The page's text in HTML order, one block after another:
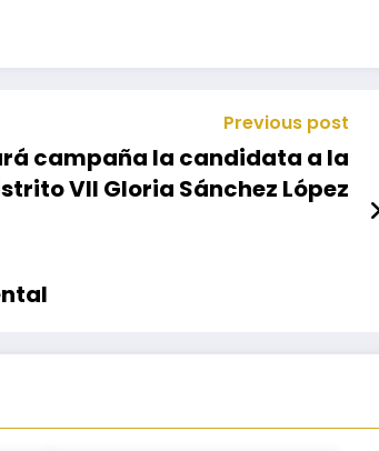
Previous post
campaña la candidata a la
VII Gloria Sánchez López